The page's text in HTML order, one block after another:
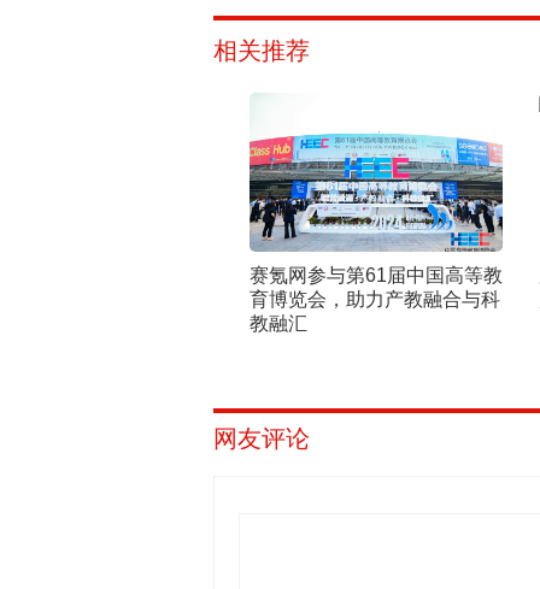
相关推荐
赛氪网参与第61届中国高等教
育博览会，助力产教融合与科
教融汇
网友评论